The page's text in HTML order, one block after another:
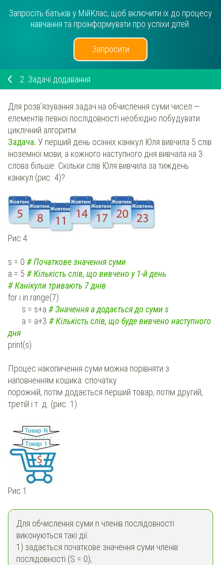
Запросіть батьків у МійКлас, щоб включити їх до процесу
навчання та проінформувати про успіхи дітей.
Запросити
2. Задачі додавання
Для розв’язування задач на обчислення суми чисел —
елементів певної послідовності необхідно побудувати
циклічний алгоритм.
Задача. У перший день осінніх канікул Юля вивчила 5 слів
іноземної мови, а кожного наступного дня вивчала на 3
слова більше. Скільки слів Юля вивчила за тиждень
канікул (рис. 4)?
Рис.4
s = 0 # Початкове значення суми
a = 5 # Кількість слів, що вивчено у 1-й день
# Канікули тривають 7 днів
for i in range(7):
s = s+a # Значення а додається до суми s
a = a+3 # Кількість слів, що буде вивчено наступного
дня
print(s)
Процес накопичення суми можна порівняти з
наповненням кошика: спочатку
порожній, потім додається перший товар, потім другий,
третій і т. д. (рис. 1).
Рис.1
Для обчислення суми n членів послідовності
виконуються такі дії:
1) задається початкове значення суми членів
послідовності (S = 0);